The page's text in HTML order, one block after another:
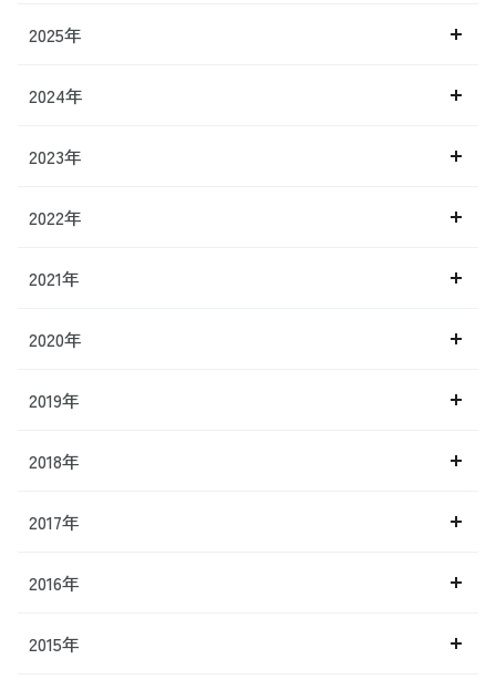
2025年
2024年
2023年
2022年
2021年
2020年
2019年
2018年
2017年
2016年
2015年